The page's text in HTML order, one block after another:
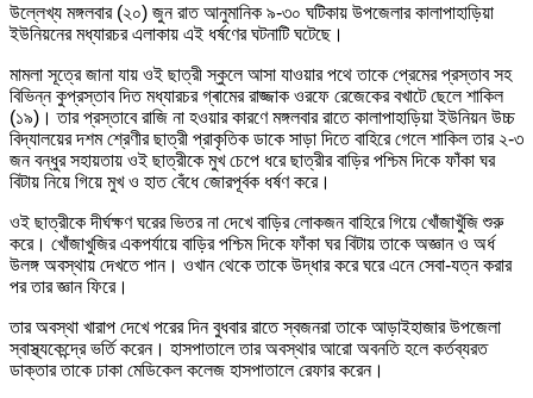
উল্লেখ্য মঙ্গলবার (২০) জুন রাত আনুমানিক ৯-৩০ ঘটিকায় উপজেলার কালাপাহাড়িয়া
ইউনিয়নের মধ্যারচর এলাকায় এই ধর্ষণের ঘটনাটি ঘটেছে।
মামলা সূত্রে জানা যায় ওই ছাত্রী স্কুলে আসা যাওয়ার পথে তাকে প্রেমের প্রস্তাব সহ
বিভিন্ন কুপ্রস্তাব দিত মধ্যারচর গ্ৰামের রাজ্জাক ওরফে রেজেকের বখাটে ছেলে শাকিল
(১৯)। তার প্রস্তাবে রাজি না হওয়ার কারণে মঙ্গলবার রাতে কালাপাহাড়িয়া ইউনিয়ন উচ্চ
বিদ্যালয়ের দশম শ্রেণীর ছাত্রী প্রাকৃতিক ডাকে সাড়া দিতে বাহিরে গেলে শাকিল তার ২-৩
জন বন্ধুর সহায়তায় ওই ছাত্রীকে মুখ চেপে ধরে ছাত্রীর বাড়ির পশ্চিম দিকে ফাঁকা ঘর
বিটায় নিয়ে গিয়ে মুখ ও হাত বেঁধে জোরপূর্বক ধর্ষণ করে।
ওই ছাত্রীকে দীর্ঘক্ষণ ঘরের ভিতর না দেখে বাড়ির লোকজন বাহিরে গিয়ে খোঁজাখুঁজি শুরু
করে। খোঁজাখুজির একপর্যায়ে বাড়ির পশ্চিম দিকে ফাঁকা ঘর বিটায় তাকে অজ্ঞান ও অর্ধ
উলঙ্গ অবস্থায় দেখতে পান। ওখান থেকে তাকে উদ্ধার করে ঘরে এনে সেবা-যত্ন করার
পর তার জ্ঞান ফিরে।
তার অবস্থা খারাপ দেখে পরের দিন বুধবার রাতে স্বজনরা তাকে আড়াইহাজার উপজেলা
স্বাস্থ্যকেন্দ্রে ভর্তি করেন। হাসপাতালে তার অবস্থার আরো অবনতি হলে কর্তব্যরত
ডাক্তার তাকে ঢাকা মেডিকেল কলেজ হাসপাতালে রেফার করেন।